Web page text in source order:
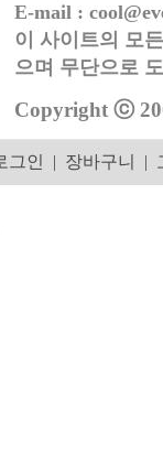
E-mail :
이 사이트의 모
으며 무단으로
Copyright ⓒ
그인 | 장바구니 |